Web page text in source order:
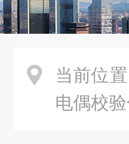
当前位置
电偶校